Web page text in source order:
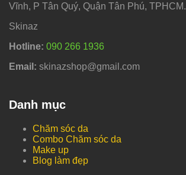
Vĩnh, P Tân Quý, Quận Tân Phú, TPHCM.
Skinaz
Hotline: 090 266 1936
Email: skinazshop@gmail.com
Danh mục
Chăm sóc da
Combo Chăm sóc da
Make up
Blog làm đẹp